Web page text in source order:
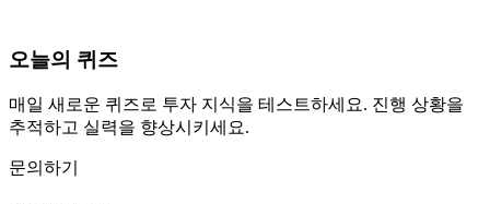
오늘의 퀴즈
매일 새로운 퀴즈로 투자 지식을 테스트하세요. 진행 상황을
추적하고 실력을 향상시키세요.
문의하기